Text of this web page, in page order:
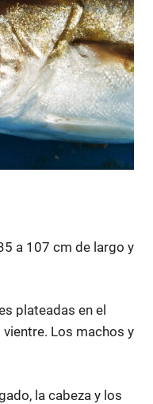
a 107 cm de largo y
plateadas en el
Los machos y
la cabeza y los